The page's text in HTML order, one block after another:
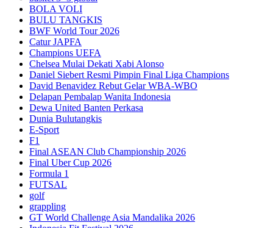
BOLA VOLI
BULU TANGKIS
BWF World Tour 2026
Catur JAPFA
Champions UEFA
Chelsea Mulai Dekati Xabi Alonso
Daniel Siebert Resmi Pimpin Final Liga Champions
David Benavidez Rebut Gelar WBA-WBO
Delapan Pembalap Wanita Indonesia
Dewa United Banten Perkasa
Dunia Bulutangkis
E-Sport
F1
Final ASEAN Club Championship 2026
Final Uber Cup 2026
Formula 1
FUTSAL
golf
grappling
GT World Challenge Asia Mandalika 2026